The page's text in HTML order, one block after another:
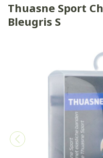
Thuasne Sport
Bleugris S